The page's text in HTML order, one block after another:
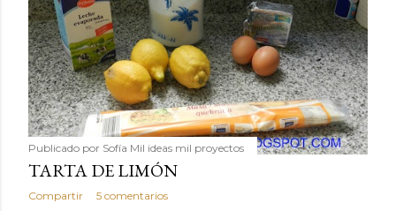
Publicado por Sofía Mil ideas mil proyectos
TARTA DE LIMÓN
Compartir 5 comentarios